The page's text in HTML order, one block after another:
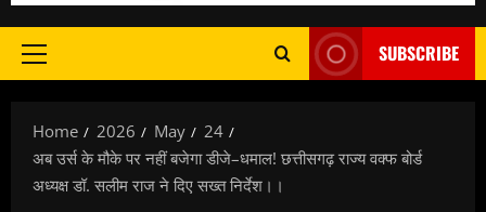
Primary
SUBSCRIBE
Home 2026 May
24
अब उर्स के मौके पर नहीं बजेगा डीजे–धमाल! छत्तीसगढ़ राज्य वक्फ बोर्ड
अध्यक्ष डॉ. सलीम राज ने दिए सख्त निर्देश।।